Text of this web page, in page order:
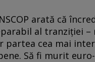
arată că
al tranziţiei
partea cea mai
Să fi murit